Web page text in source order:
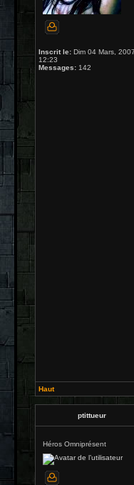
Inscrit le: Dim 04 Mars, 2007
12:23
Messages: 142
Haut
ptittueur
Héros Omniprésent